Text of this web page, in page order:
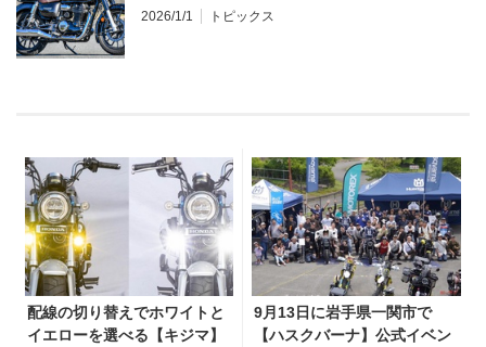
2026/1/1 トピックス
配線の切り替えでホワイトと
イエローを選べる【キジマ】
9月13日に岩手県一関市で
【ハスクバーナ】公式イベン